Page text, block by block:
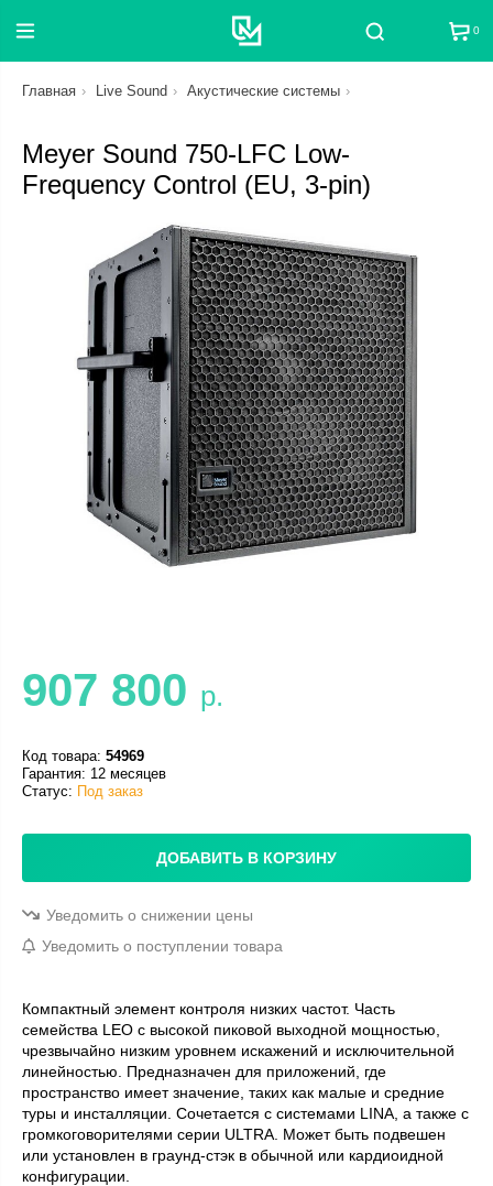
Поиск 0
Главная Live Sound Акустические системы
Meyer Sound 750-LFC Low-
Frequency Control (EU, 3-pin)
907 800 р.
Код товара: 54969
Гарантия: 12 месяцев
Статус: Под заказ
ДОБАВИТЬ В КОРЗИНУ
Уведомить о снижении цены
Уведомить о поступлении товара
Компактный элемент контроля низких частот. Часть
семейства LEO с высокой пиковой выходной мощностью,
чрезвычайно низким уровнем искажений и исключительной
линейностью. Предназначен для приложений, где
пространство имеет значение, таких как малые и средние
туры и инсталляции. Сочетается с системами LINA, а также с
громкоговорителями серии ULTRA. Может быть подвешен
или установлен в граунд-стэк в обычной или кардиоидной
конфигурации.